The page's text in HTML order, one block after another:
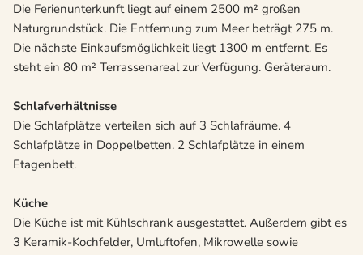
Die Ferienunterkunft liegt auf einem 2500 m² großen
Naturgrundstück. Die Entfernung zum Meer beträgt 275 m.
Die nächste Einkaufsmöglichkeit liegt 1300 m entfernt. Es
steht ein 80 m² Terrassenareal zur Verfügung. Geräteraum.
Schlafverhältnisse
Die Schlafplätze verteilen sich auf 3 Schlafräume. 4
Schlafplätze in Doppelbetten. 2 Schlafplätze in einem
Etagenbett.
Küche
Die Küche ist mit Kühlschrank ausgestattet. Außerdem gibt es
3 Keramik-Kochfelder, Umluftofen, Mikrowelle sowie